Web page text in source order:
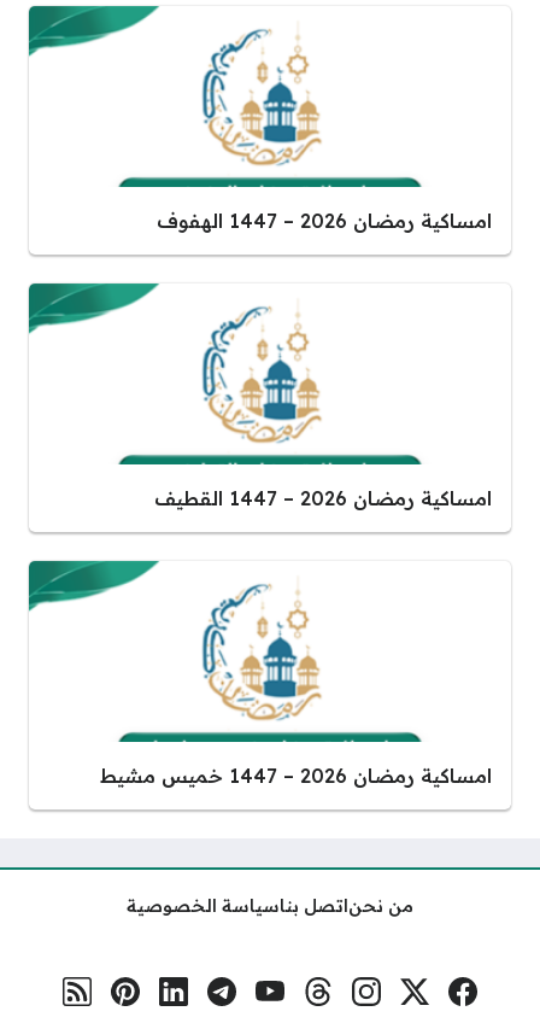
امساكية رمضان 2026 – 1447 الهفوف
امساكية رمضان 2026 – 1447 القطيف
امساكية رمضان 2026 – 1447 خميس مشيط
من نحناتصل بناسياسة الخصوصية
مواقع التواصل فيسبوكمنصة إكسإنستغرامثريدسيوتيوبتلغراملينكد إنبنترست
رابط RSS